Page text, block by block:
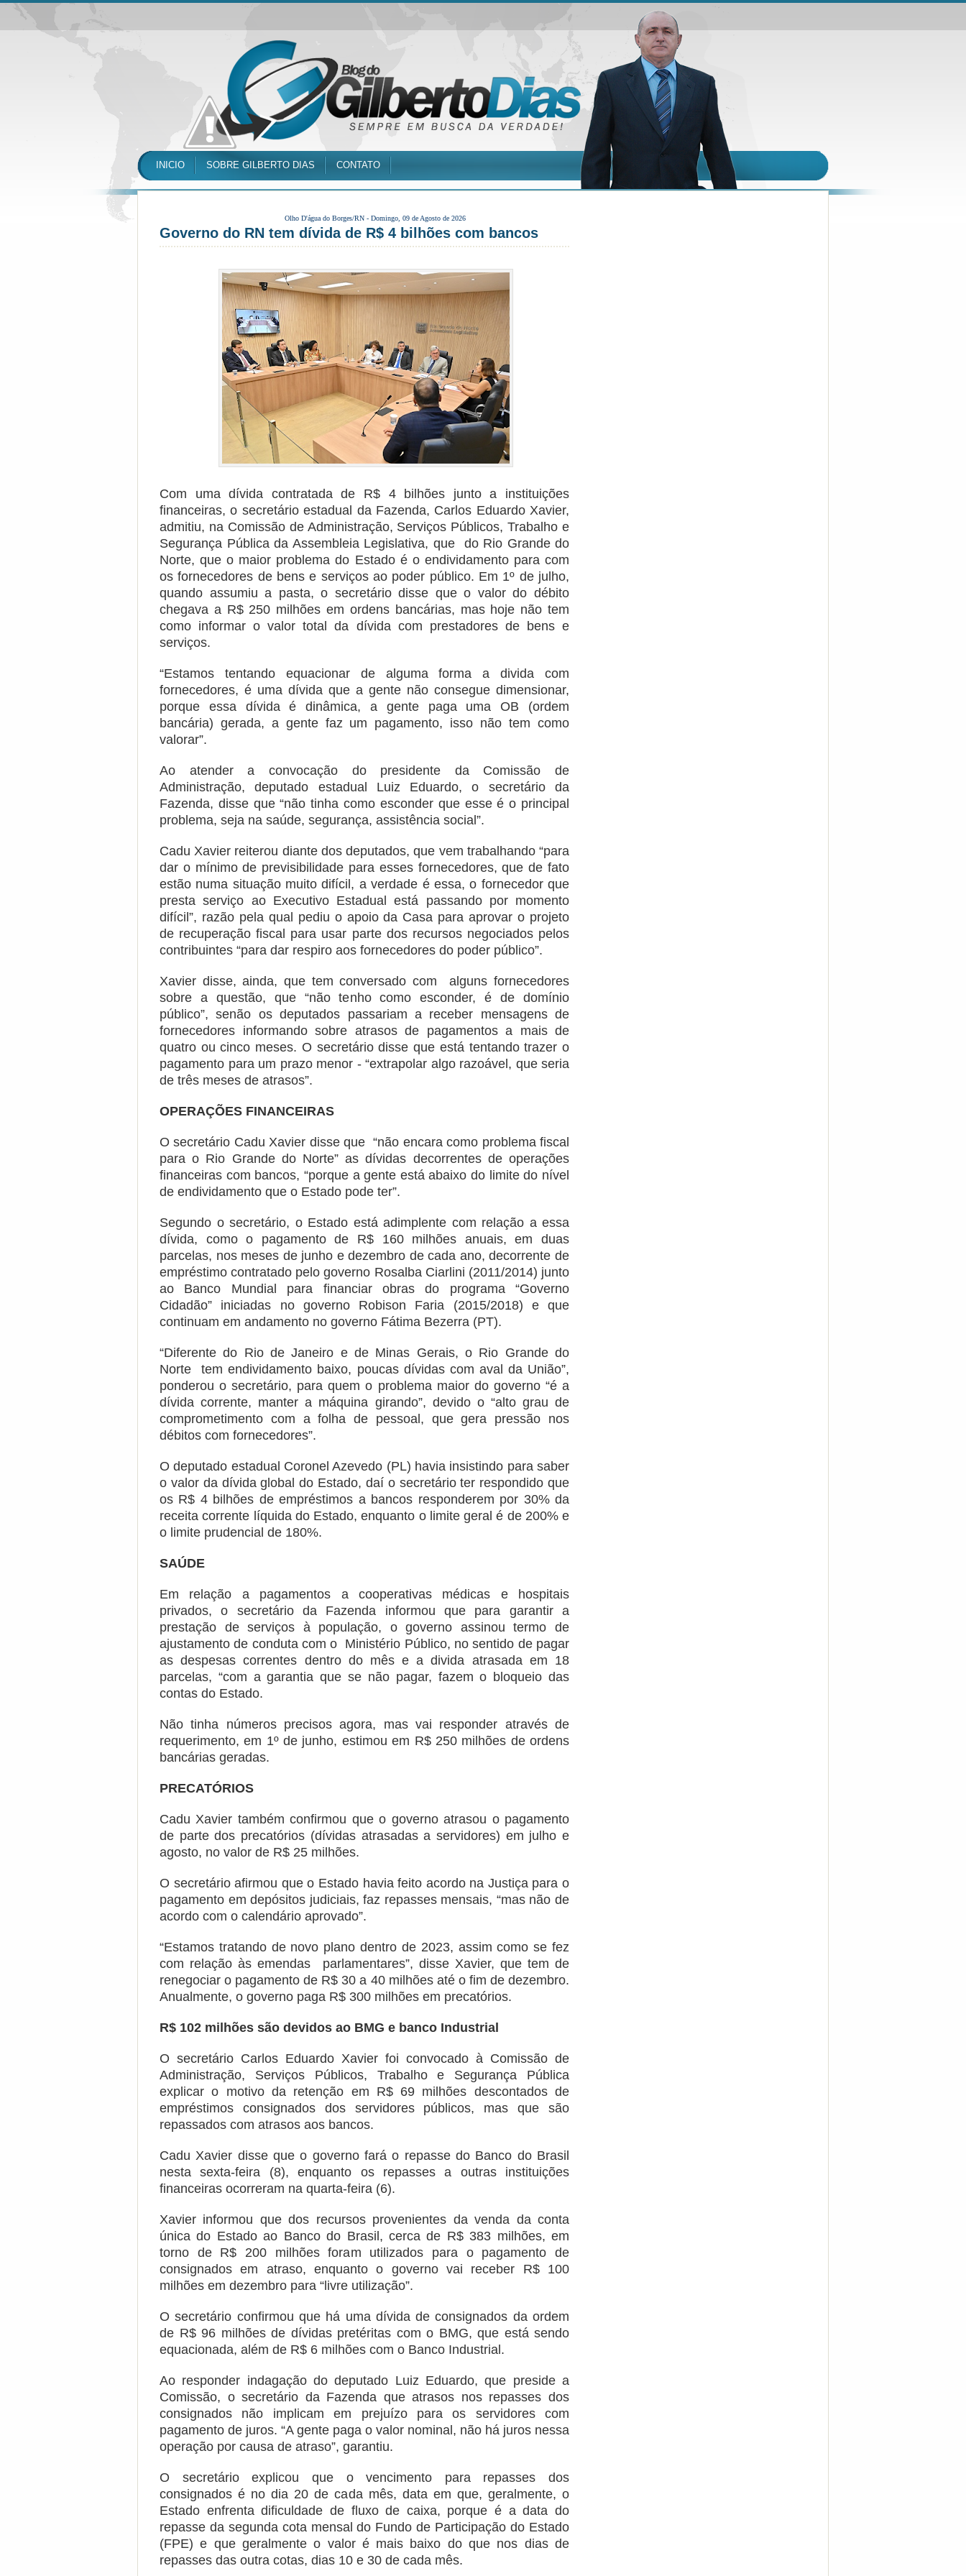
INICIO SOBRE GILBERTO DIAS CONTATO
Olho D'água do Borges/RN - Domingo, 09 de Agosto de 2026
Governo do RN tem dívida de R$ 4 bilhões com bancos
Com uma dívida contratada de R$ 4 bilhões junto a instituições
financeiras, o secretário estadual da Fazenda, Carlos Eduardo Xavier,
admitiu, na Comissão de Administração, Serviços Públicos, Trabalho e
Segurança Pública da Assembleia Legislativa, que do Rio Grande do
Norte, que o maior problema do Estado é o endividamento para com
os fornecedores de bens e serviços ao poder público. Em 1º de julho,
quando assumiu a pasta, o secretário disse que o valor do débito
chegava a R$ 250 milhões em ordens bancárias, mas hoje não tem
como informar o valor total da dívida com prestadores de bens e
serviços.
“Estamos tentando equacionar de alguma forma a divida com
fornecedores, é uma dívida que a gente não consegue dimensionar,
porque essa dívida é dinâmica, a gente paga uma OB (ordem
bancária) gerada, a gente faz um pagamento, isso não tem como
valorar”.
Ao atender a convocação do presidente da Comissão de
Administração, deputado estadual Luiz Eduardo, o secretário da
Fazenda, disse que “não tinha como esconder que esse é o principal
problema, seja na saúde, segurança, assistência social”.
Cadu Xavier reiterou diante dos deputados, que vem trabalhando “para
dar o mínimo de previsibilidade para esses fornecedores, que de fato
estão numa situação muito difícil, a verdade é essa, o fornecedor que
presta serviço ao Executivo Estadual está passando por momento
difícil”, razão pela qual pediu o apoio da Casa para aprovar o projeto
de recuperação fiscal para usar parte dos recursos negociados pelos
contribuintes “para dar respiro aos fornecedores do poder público”.
Xavier disse, ainda, que tem conversado com alguns fornecedores
sobre a questão, que “não tenho como esconder, é de domínio
público”, senão os deputados passariam a receber mensagens de
fornecedores informando sobre atrasos de pagamentos a mais de
quatro ou cinco meses. O secretário disse que está tentando trazer o
pagamento para um prazo menor - “extrapolar algo razoável, que seria
de três meses de atrasos”.
OPERAÇÕES FINANCEIRAS
O secretário Cadu Xavier disse que “não encara como problema fiscal
para o Rio Grande do Norte” as dívidas decorrentes de operações
financeiras com bancos, “porque a gente está abaixo do limite do nível
de endividamento que o Estado pode ter”.
Segundo o secretário, o Estado está adimplente com relação a essa
dívida, como o pagamento de R$ 160 milhões anuais, em duas
parcelas, nos meses de junho e dezembro de cada ano, decorrente de
empréstimo contratado pelo governo Rosalba Ciarlini (2011/2014) junto
ao Banco Mundial para financiar obras do programa “Governo
Cidadão” iniciadas no governo Robison Faria (2015/2018) e que
continuam em andamento no governo Fátima Bezerra (PT).
“Diferente do Rio de Janeiro e de Minas Gerais, o Rio Grande do
Norte tem endividamento baixo, poucas dívidas com aval da União”,
ponderou o secretário, para quem o problema maior do governo “é a
dívida corrente, manter a máquina girando”, devido o “alto grau de
comprometimento com a folha de pessoal, que gera pressão nos
débitos com fornecedores”.
O deputado estadual Coronel Azevedo (PL) havia insistindo para saber
o valor da dívida global do Estado, daí o secretário ter respondido que
os R$ 4 bilhões de empréstimos a bancos responderem por 30% da
receita corrente líquida do Estado, enquanto o limite geral é de 200% e
o limite prudencial de 180%.
SAÚDE
Em relação a pagamentos a cooperativas médicas e hospitais
privados, o secretário da Fazenda informou que para garantir a
prestação de serviços à população, o governo assinou termo de
ajustamento de conduta com o Ministério Público, no sentido de pagar
as despesas correntes dentro do mês e a divida atrasada em 18
parcelas, “com a garantia que se não pagar, fazem o bloqueio das
contas do Estado.
Não tinha números precisos agora, mas vai responder através de
requerimento, em 1º de junho, estimou em R$ 250 milhões de ordens
bancárias geradas.
PRECATÓRIOS
Cadu Xavier também confirmou que o governo atrasou o pagamento
de parte dos precatórios (dívidas atrasadas a servidores) em julho e
agosto, no valor de R$ 25 milhões.
O secretário afirmou que o Estado havia feito acordo na Justiça para o
pagamento em depósitos judiciais, faz repasses mensais, “mas não de
acordo com o calendário aprovado”.
“Estamos tratando de novo plano dentro de 2023, assim como se fez
com relação às emendas parlamentares”, disse Xavier, que tem de
renegociar o pagamento de R$ 30 a 40 milhões até o fim de dezembro.
Anualmente, o governo paga R$ 300 milhões em precatórios.
R$ 102 milhões são devidos ao BMG e banco Industrial
O secretário Carlos Eduardo Xavier foi convocado à Comissão de
Administração, Serviços Públicos, Trabalho e Segurança Pública
explicar o motivo da retenção em R$ 69 milhões descontados de
empréstimos consignados dos servidores públicos, mas que são
repassados com atrasos aos bancos.
Cadu Xavier disse que o governo fará o repasse do Banco do Brasil
nesta sexta-feira (8), enquanto os repasses a outras instituições
financeiras ocorreram na quarta-feira (6).
Xavier informou que dos recursos provenientes da venda da conta
única do Estado ao Banco do Brasil, cerca de R$ 383 milhões, em
torno de R$ 200 milhões foram utilizados para o pagamento de
consignados em atraso, enquanto o governo vai receber R$ 100
milhões em dezembro para “livre utilização”.
O secretário confirmou que há uma dívida de consignados da ordem
de R$ 96 milhões de dívidas pretéritas com o BMG, que está sendo
equacionada, além de R$ 6 milhões com o Banco Industrial.
Ao responder indagação do deputado Luiz Eduardo, que preside a
Comissão, o secretário da Fazenda que atrasos nos repasses dos
consignados não implicam em prejuízo para os servidores com
pagamento de juros. “A gente paga o valor nominal, não há juros nessa
operação por causa de atraso”, garantiu.
O secretário explicou que o vencimento para repasses dos
consignados é no dia 20 de cada mês, data em que, geralmente, o
Estado enfrenta dificuldade de fluxo de caixa, porque é a data do
repasse da segunda cota mensal do Fundo de Participação do Estado
(FPE) e que geralmente o valor é mais baixo do que nos dias de
repasses das outra cotas, dias 10 e 30 de cada mês.